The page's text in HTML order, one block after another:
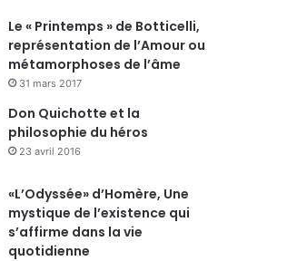
Le « Printemps » de Botticelli,
représentation de l’Amour ou
métamorphoses de l’âme
31 mars 2017
Don Quichotte et la
philosophie du héros
23 avril 2016
«L’Odyssée» d’Homère, Une
mystique de l’existence qui
s’affirme dans la vie
quotidienne